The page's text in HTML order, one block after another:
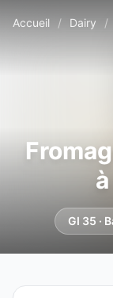
Accueil / Dairy /
GI 35 ·